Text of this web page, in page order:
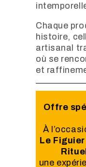
Chaque
histoire,
artisanal
où se
et
Offre
À
Le
une